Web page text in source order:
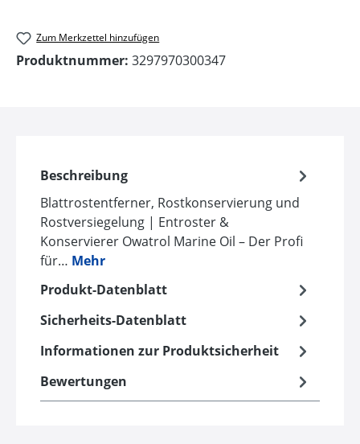
Zum Merkzettel hinzufügen
Produktnummer: 3297970300347
Beschreibung
Blattrostentferner, Rostkonservierung und
Rostversiegelung | Entroster &
Konservierer Owatrol Marine Oil – Der Profi
für… Mehr
Produkt-Datenblatt
Sicherheits-Datenblatt
Informationen zur Produktsicherheit
Bewertungen